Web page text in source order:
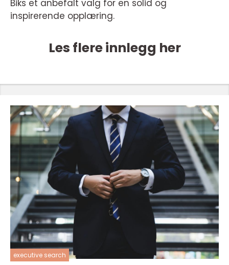
Biks et anbefalt valg for en solid og
inspirerende opplæring.
Les flere innlegg her
executive search